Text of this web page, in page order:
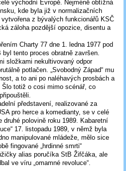
východní Evropě. Nejméně obtížná
kde byla již v normalizačních
z bývalých funkcionářů KSČ
záloha pozdější opozice, disentu a
Charty 77 dne 1. ledna 1977 pod
tento proces obratně završen.
složkami nekultivovaný odpor
potlačen. „Svobodný Západ“ mu
a to ani po naléhavých prosbách a
totiž o cosi mimo scénář, co
představení, realizované za
pro herce a komedianty, se v celé
druhé polovině roku 1989. Kabaretní
17. listopadu 1989, v němž byla
manipulované mládeže, mělo sice
fingované „hrdinné smrti“
alias poručíka StB Žifčáka, ale
ve víru „omamné revoluce“.